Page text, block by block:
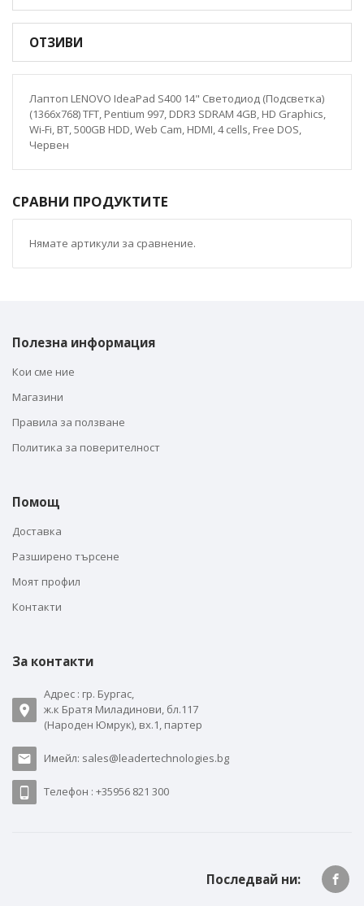
ОТЗИВИ
Лаптоп LENOVO IdeaPad S400 14" Светодиод (Подсветка)
(1366x768) TFT, Pentium 997, DDR3 SDRAM 4GB, HD Graphics,
Wi-Fi, BT, 500GB HDD, Web Cam, HDMI, 4 cells, Free DOS,
Червен
СРАВНИ ПРОДУКТИТЕ
Нямате артикули за сравнение.
Полезна информация
Кои сме ние
Магазини
Правила за ползване
Политика за поверителност
Помощ
Доставка
Разширено търсене
Моят профил
Контакти
За контакти
Адрес : гр. Бургас,
ж.к Братя Миладинови, бл.117
(Народен Юмрук), вх.1, партер
Имейл: sales@leadertechnologies.bg
Телефон : +35956 821 300
Последвай ни: